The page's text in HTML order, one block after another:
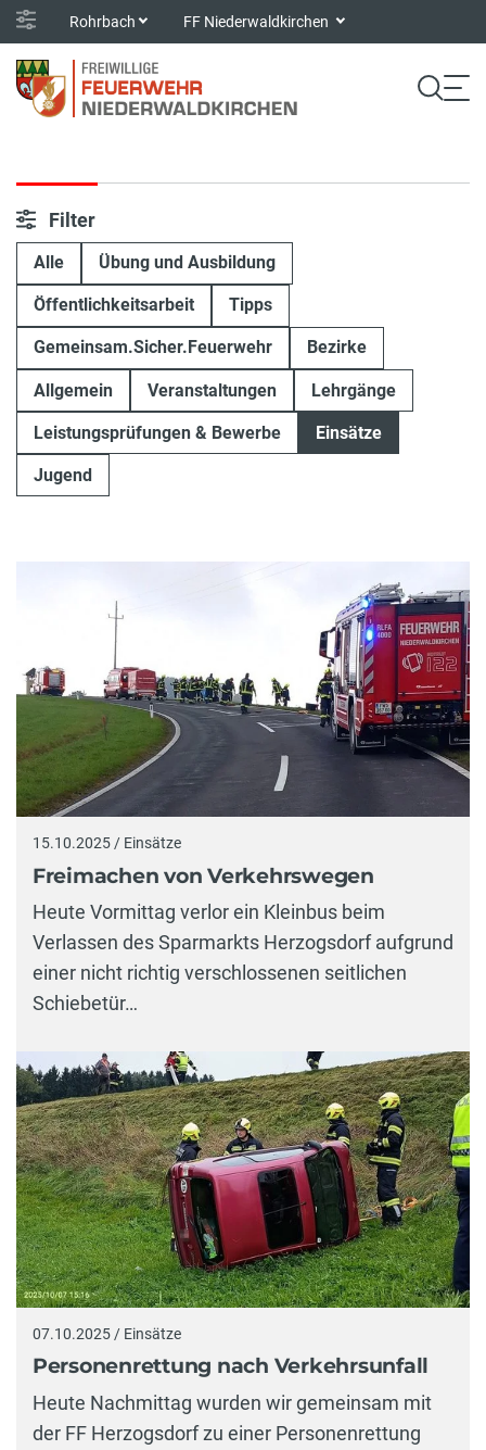
Rohrbach FF Niederwaldkirchen
Filter
Alle Übung und Ausbildung
Öffentlichkeitsarbeit Tipps
Gemeinsam.Sicher.Feuerwehr Bezirke
Allgemein Veranstaltungen Lehrgänge
Leistungsprüfungen & Bewerbe Einsätze
Jugend
15.10.2025 / Einsätze
Freimachen von Verkehrswegen
Heute Vormittag verlor ein Kleinbus beim
Verlassen des Sparmarkts Herzogsdorf aufgrund
einer nicht richtig verschlossenen seitlichen
Schiebetür…
07.10.2025 / Einsätze
Personenrettung nach Verkehrsunfall
Heute Nachmittag wurden wir gemeinsam mit
der FF Herzogsdorf zu einer Personenrettung